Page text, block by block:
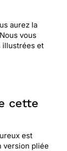
aurez la
vous
illustrées et
cette
est
version pliée